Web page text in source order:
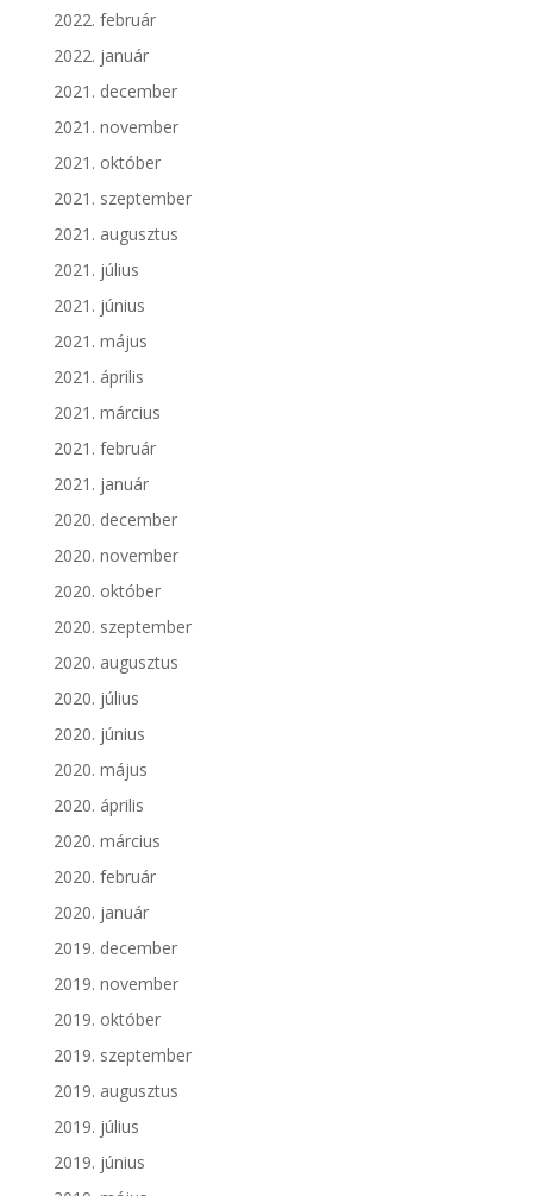
2022. február
2022. január
2021. december
2021. november
2021. október
2021. szeptember
2021. augusztus
2021. július
2021. június
2021. május
2021. április
2021. március
2021. február
2021. január
2020. december
2020. november
2020. október
2020. szeptember
2020. augusztus
2020. július
2020. június
2020. május
2020. április
2020. március
2020. február
2020. január
2019. december
2019. november
2019. október
2019. szeptember
2019. augusztus
2019. július
2019. június